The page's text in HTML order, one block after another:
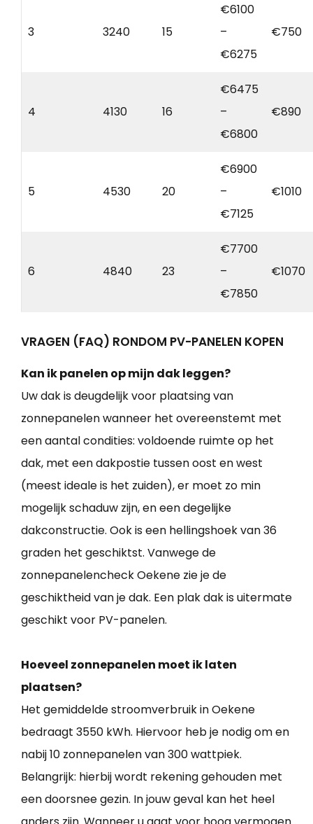
3 3240 15
€6100
–
€6275
€750
4 4130 16
€6475
–
€6800
€890
5 4530 20
€6900
–
€7125
€1010
6 4840 23
€7700
–
€7850
€1070
VRAGEN (FAQ) RONDOM PV-PANELEN KOPEN
Kan ik panelen op mijn dak leggen?
Uw dak is deugdelijk voor plaatsing van
zonnepanelen wanneer het overeenstemt met
een aantal condities: voldoende ruimte op het
dak, met een dakpostie tussen oost en west
(meest ideale is het zuiden), er moet zo min
mogelijk schaduw zijn, en een degelijke
dakconstructie. Ook is een hellingshoek van 36
graden het geschiktst. Vanwege de
zonnepanelencheck Oekene zie je de
geschiktheid van je dak. Een plak dak is uitermate
geschikt voor PV-panelen.
Hoeveel zonnepanelen moet ik laten
plaatsen?
Het gemiddelde stroomverbruik in Oekene
bedraagt 3550 kWh. Hiervoor heb je nodig om en
nabij 10 zonnepanelen van 300 wattpiek.
Belangrijk: hierbij wordt rekening gehouden met
een doorsnee gezin. In jouw geval kan het heel